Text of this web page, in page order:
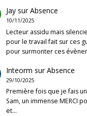
Jay surAbsence
10/11/2025
Lecteur assidu mais
pour le travail fait sur ces
pour surmonter ces
Inteorm surAbsence
29/10/2025
Première fois que je fais
Sam, un immense MERCI
et…